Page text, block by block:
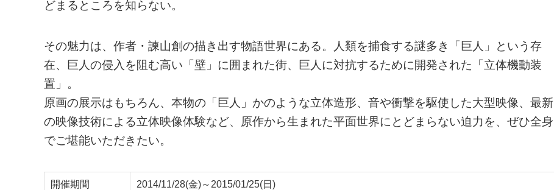
どまるところを知らない。
その魅力は、作者・諫山創の描き出す物語世界にある。人類を捕食する謎多き「巨人」という存
在、巨人の侵入を阻む高い「壁」に囲まれた街、巨人に対抗するために開発された「立体機動装
置」。
原画の展示はもちろん、本物の「巨人」かのような立体造形、音や衝撃を駆使した大型映像、最新
の映像技術による立体映像体験など、原作から生まれた平面世界にとどまらない迫力を、ぜひ全身
でご堪能いただきたい。
開催期間
2014/11/28(金)～2015/01/25(日)